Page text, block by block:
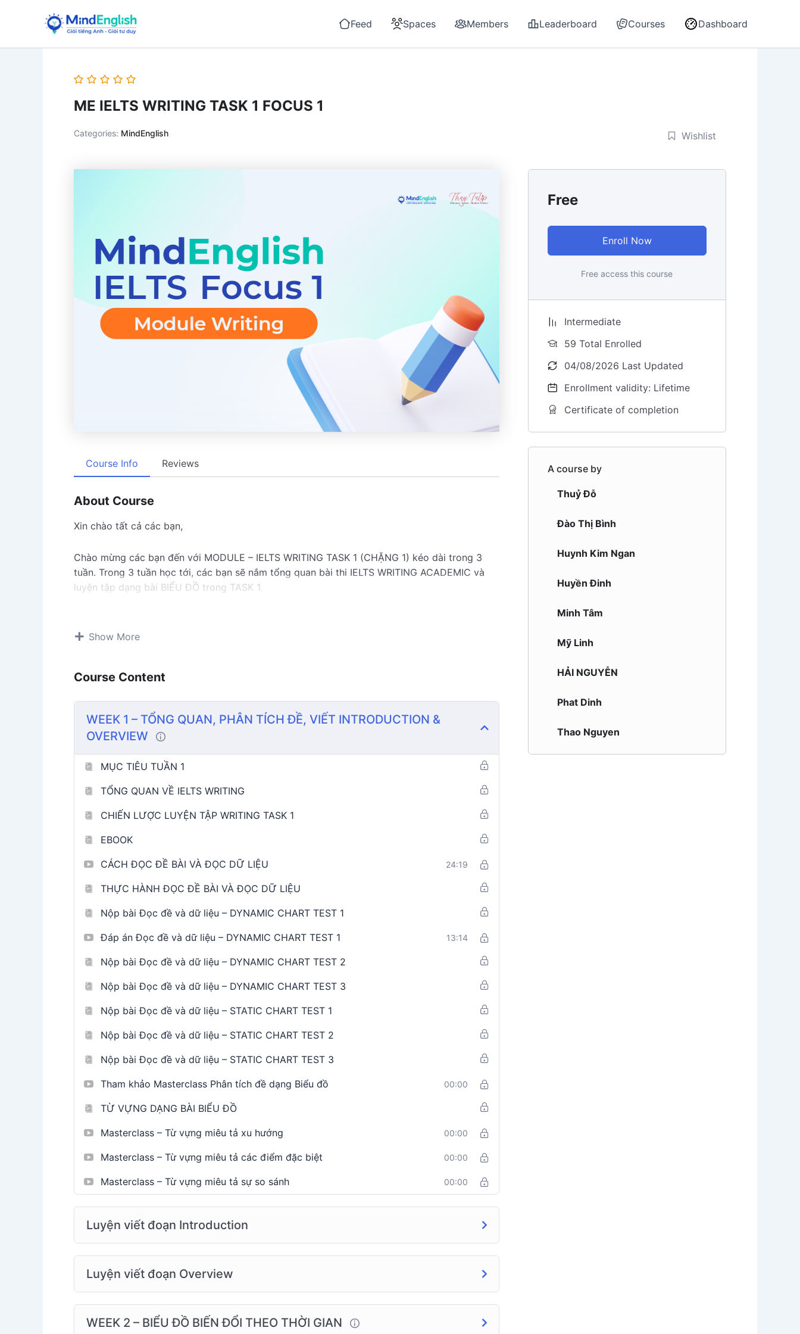
Feed Spaces Members Leaderboard Courses Dashboard
ME IELTS WRITING TASK 1 FOCUS 1
Categories: MindEnglish Wishlist
Course Info Reviews
About Course
Xin chào tất cả các bạn,
Chào mừng các bạn đến với MODULE – IELTS WRITING TASK 1 (CHẶNG 1) kéo dài trong 3
tuần. Trong 3 tuần học tới, các bạn sẽ nắm tổng quan bài thi IELTS WRITING ACADEMIC và
luyện tập dạng bài BIỂU ĐỒ trong TASK 1.
cũng như video giải thích từng bài mẫu cụ thể.
Có 4 bài viết được chữa bởi trợ giảng có trình độ IELTS 7.0 overall trở lên,
học viên nhận diện được lỗi và tự chỉnh sửa.
Chúc bạn có 3 tuần học sắp tới thật hiệu quả!!!
Show More
Course Content
WEEK 1 – TỔNG QUAN, PHÂN TÍCH ĐỀ, VIẾT INTRODUCTION &
OVERVIEW
MỤC TIÊU TUẦN 1
TỔNG QUAN VỀ IELTS WRITING
CHIẾN LƯỢC LUYỆN TẬP WRITING TASK 1
EBOOK
CÁCH ĐỌC ĐỀ BÀI VÀ ĐỌC DỮ LIỆU 24:19
THỰC HÀNH ĐỌC ĐỀ BÀI VÀ ĐỌC DỮ LIỆU
Nộp bài Đọc đề và dữ liệu – DYNAMIC CHART TEST 1
Đáp án Đọc đề và dữ liệu – DYNAMIC CHART TEST 1 13:14
Nộp bài Đọc đề và dữ liệu – DYNAMIC CHART TEST 2
Nộp bài Đọc đề và dữ liệu – DYNAMIC CHART TEST 3
Nộp bài Đọc đề và dữ liệu – STATIC CHART TEST 1
Nộp bài Đọc đề và dữ liệu – STATIC CHART TEST 2
Nộp bài Đọc đề và dữ liệu – STATIC CHART TEST 3
Tham khảo Masterclass Phân tích đề dạng Biểu đồ 00:00
TỪ VỰNG DẠNG BÀI BIỂU ĐỒ
Masterclass – Từ vựng miêu tả xu hướng 00:00
Masterclass – Từ vựng miêu tả các điểm đặc biệt 00:00
Masterclass – Từ vựng miêu tả sự so sánh 00:00
Luyện viết đoạn Introduction
Luyện viết đoạn Overview
WEEK 2 – BIỂU ĐỒ BIẾN ĐỔI THEO THỜI GIAN
Free
Enroll Now
Free access this course
Intermediate
59 Total Enrolled
04/08/2026 Last Updated
Enrollment validity: Lifetime
Certificate of completion
A course by
Thuỷ Đỗ
Đào Thị Bình
Huynh Kim Ngan
Huyền Đinh
Minh Tâm
Mỹ Linh
HẢI NGUYỄN
Phat Dinh
Thao Nguyen